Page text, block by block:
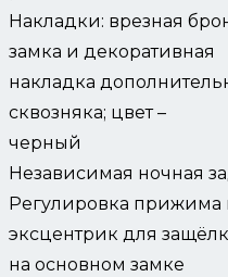
Накладки: врезная
замка и декоративная
накладка
сквозняка; цвет –
черный
Независимая ночная
Регулировка прижима
эксцентрик для
на основном замке